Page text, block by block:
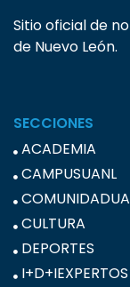
Sitio oficial de
de Nuevo León.
SECCIONES
ACADEMIA
CAMPUSUANL
CULTURA
DEPORTES
I+D+IEXPERTOS